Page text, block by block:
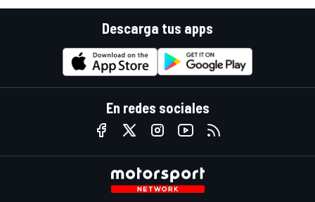
Descarga tus apps
En redes sociales